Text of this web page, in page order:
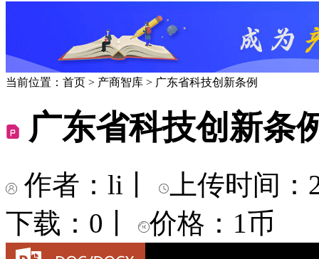
当前位置：首页 > 产商智库 > 广东省科技创新条例
广东省科技创新条
作者：li
上传时间
下载：0
价格：1币